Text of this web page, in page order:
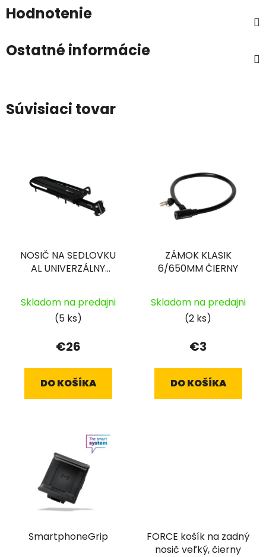
Hodnotenie
Ostatné informácie
Súvisiaci tovar
NOSIČ NA SEDLOVKU
AL UNIVERZÁLNY
Skladom na predajni
(5 ks)
€26
DO KOŠÍKA
ZÁMOK KLASIK
6/650MM ČIERNY
Skladom na predajni
(2 ks)
€3
DO KOŠÍKA
SmartphoneGrip
FORCE košík na zadný
nosič veľký, čierny